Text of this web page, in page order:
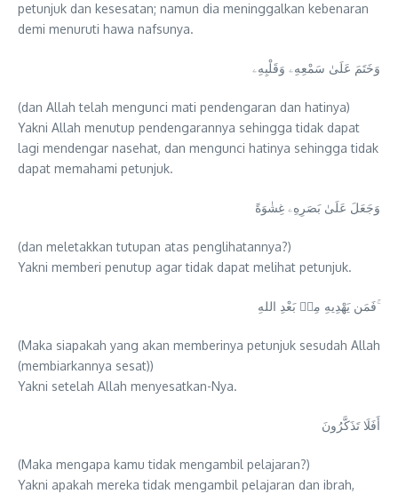
petunjuk dan kesesatan; namun dia meninggalkan kebenaran
demi menuruti hawa nafsunya.
وَخَتَمَ عَلَىٰ سَمْعِهِۦ وَقَلْبِهِۦ
(dan Allah telah mengunci mati pendengaran dan hatinya)
Yakni Allah menutup pendengarannya sehingga tidak dapat
lagi mendengar nasehat, dan mengunci hatinya sehingga tidak
dapat memahami petunjuk.
وَجَعَلَ عَلَىٰ بَصَرِهِۦ غِشٰوَةً
(dan meletakkan tutupan atas penglihatannya?)
Yakni memberi penutup agar tidak dapat melihat petunjuk.
فَمَن يَهْدِيهِ مِنۢ بَعْدِ اللهِ ۚ
(Maka siapakah yang akan memberinya petunjuk sesudah Allah
(membiarkannya sesat))
Yakni setelah Allah menyesatkan-Nya.
أَفَلَا تَذَكَّرُونَ
(Maka mengapa kamu tidak mengambil pelajaran?)
Yakni apakah mereka tidak mengambil pelajaran dan ibrah,